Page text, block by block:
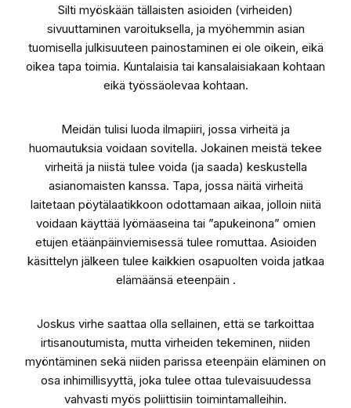
Silti myöskään tällaisten asioiden (virheiden)
sivuuttaminen varoituksella, ja myöhemmin asian
tuomisella julkisuuteen painostaminen ei ole oikein, eikä
oikea tapa toimia. Kuntalaisia tai kansalaisiakaan kohtaan
eikä työssäolevaa kohtaan.
Meidän tulisi luoda ilmapiiri, jossa virheitä ja
huomautuksia voidaan sovitella. Jokainen meistä tekee
virheitä ja niistä tulee voida (ja saada) keskustella
asianomaisten kanssa. Tapa, jossa näitä virheitä
laitetaan pöytälaatikkoon odottamaan aikaa, jolloin niitä
voidaan käyttää lyömäaseina tai ”apukeinona” omien
etujen etäänpäinviemisessä tulee romuttaa. Asioiden
käsittelyn jälkeen tulee kaikkien osapuolten voida jatkaa
elämäänsä eteenpäin .
Joskus virhe saattaa olla sellainen, että se tarkoittaa
irtisanoutumista, mutta virheiden tekeminen, niiden
myöntäminen sekä niiden parissa eteenpäin eläminen on
osa inhimillisyyttä, joka tulee ottaa tulevaisuudessa
vahvasti myös poliittisiin toimintamalleihin.